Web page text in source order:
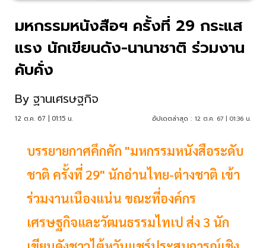
มหกรรมหนังสือฯ ครั้งที่ 29 กระแส
แรง นักเขียนดัง-นานาชาติ ร่วมงาน
คับคั่ง
By ฐานเศรษฐกิจ
12 ต.ค. 67 | 01:15 น. อัปเดตล่าสุด : 12 ต.ค. 67 | 01:36 น.
บรรยายกาศคึกคัก "มหกรรมหนังสือระดับ
ชาติ ครั้งที่ 29" นักอ่านไทย-ต่างชาติ เข้า
ร่วมงานเนืองแน่น ขณะที่องค์กร
เศรษฐกิจและวัฒนธรรมไทเป ส่ง 3 นัก